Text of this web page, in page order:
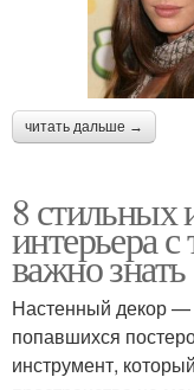
читать дальше →
8 стильных
интерьера
важно знать
Настенный декор —
попавшихся
инструмент,